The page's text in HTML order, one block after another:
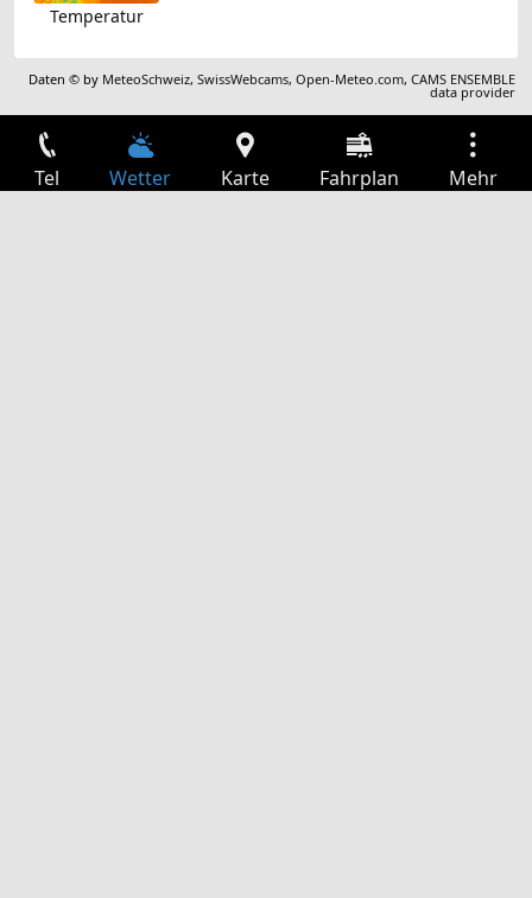
Temperatur
Daten © by MeteoSchweiz,SwissWebcams,Open-Meteo.com,CAMS ENSEMBLE
data provider
Tel Wetter Karte Fahrplan Mehr